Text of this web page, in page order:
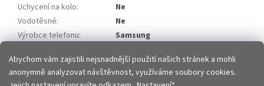
Abychom vám zajistili nejsnadnější použití našich stránek a mohli
anonymně analyzovat návštěvnost, využíváme soubory cookies.
Uchycení na kolo:
Ne
Vodotěsné:
Ne
Výrobce telefonu:
Samsung